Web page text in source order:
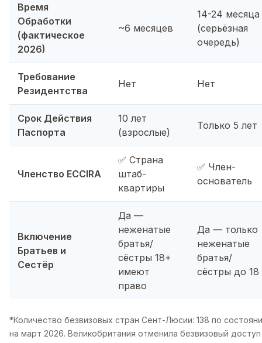
Время
Обработки
(фактическое
2026)
~6 месяцев
14-24 месяца
(серьёзная
очередь)
Требование
Резидентства
Нет Нет
Срок Действия
Паспорта
10 лет
(взрослые)
Только 5 лет
Членство ECCIRA
✅ Страна
штаб-
квартиры
✅ Член-
основатель
Включение
Братьев и
Сестёр
Да —
неженатые
братья/
сёстры 18+
имеют
право
Да — только
неженатые
братья/
сёстры до 18
*Количество безвизовых стран Сент-Люсии: 138 по
на март 2026. Великобритания отменила безвизовый